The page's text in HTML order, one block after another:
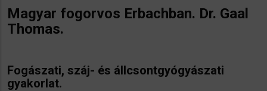
Magyar fogorvos Erbachban. Dr. Gaal
Thomas.
Fogászati, száj- és állcsontgyógyászati
gyakorlat.